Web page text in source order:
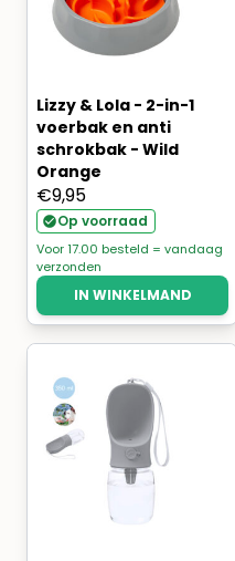
Lizzy & Lola - 2-in-1
voerbak en anti
schrokbak - Wild
Orange
€9,95
Op voorraad
Voor 17.00 besteld = vandaag
verzonden
IN WINKELMAND